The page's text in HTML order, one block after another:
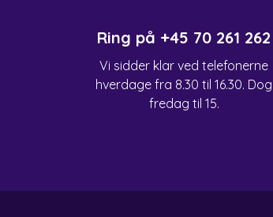
Ring på +45 70 261 262
Vi sidder klar ved telefonerne
hverdage fra 8.30 til 16.30. Dog
fredag til 15.